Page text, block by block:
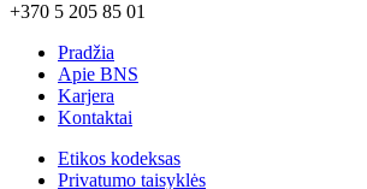
+370 5 205 85 01
Pradžia
Apie BNS
Karjera
Kontaktai
Etikos kodeksas
Privatumo taisyklės